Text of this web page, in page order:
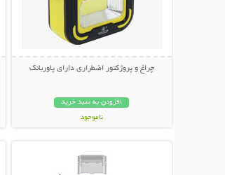
چراغ و پروژکتور اضطراری دارای پاوربانک
افزودن به سبد خرید
ناموجود